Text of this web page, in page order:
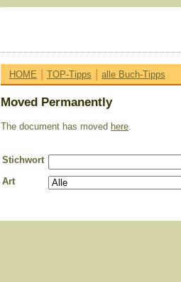
HOME | TOP-Tipps | alle Buch-Tipps
Moved Permanently
The document has moved here.
Stichwort
Art